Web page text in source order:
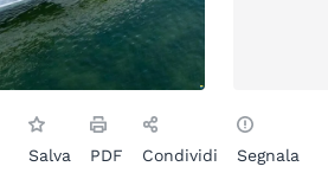
Salva PDF Condividi Segnala